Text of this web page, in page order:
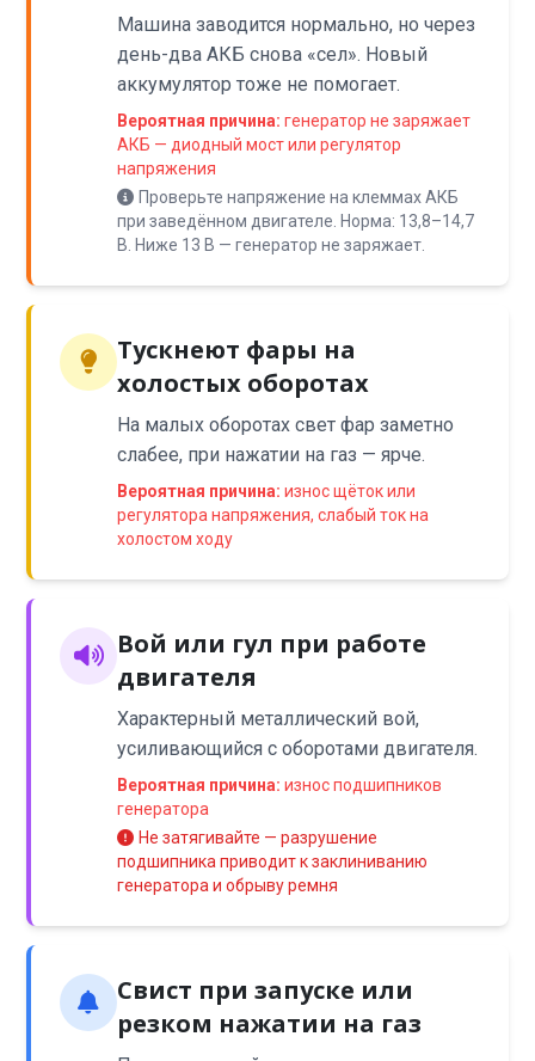
Машина заводится нормально, но через
день-два АКБ снова «сел». Новый
аккумулятор тоже не помогает.
Вероятная причина: генератор не заряжает
АКБ — диодный мост или регулятор
напряжения
Проверьте напряжение на клеммах АКБ
при заведённом двигателе. Норма: 13,8–14,7
В. Ниже 13 В — генератор не заряжает.
Тускнеют фары на
холостых оборотах
На малых оборотах свет фар заметно
слабее, при нажатии на газ — ярче.
Вероятная причина: износ щёток или
регулятора напряжения, слабый ток на
холостом ходу
Вой или гул при работе
двигателя
Характерный металлический вой,
усиливающийся с оборотами двигателя.
Вероятная причина: износ подшипников
генератора
Не затягивайте — разрушение
подшипника приводит к заклиниванию
генератора и обрыву ремня
Свист при запуске или
резком нажатии на газ